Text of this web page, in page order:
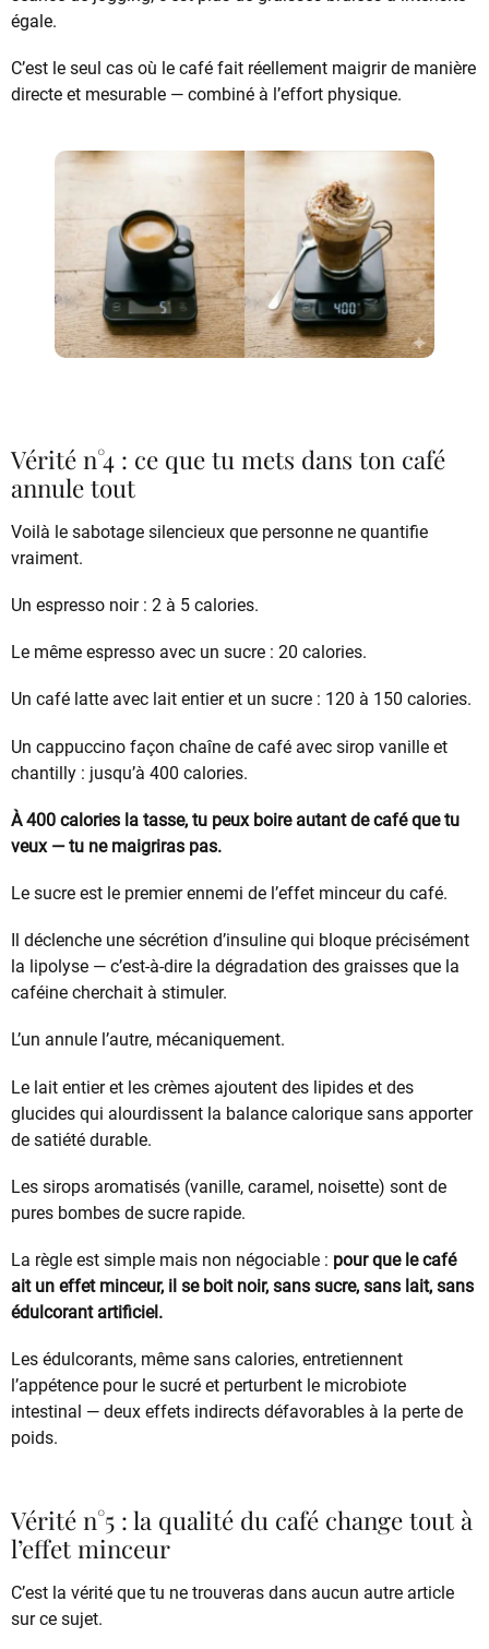
égale.
C’est le seul cas où le café fait réellement maigrir de manière
directe et mesurable — combiné à l’effort physique.
Vérité n°4 : ce que tu mets dans ton café
annule tout
Voilà le sabotage silencieux que personne ne quantifie
vraiment.
Un espresso noir : 2 à 5 calories.
Le même espresso avec un sucre : 20 calories.
Un café latte avec lait entier et un sucre : 120 à 150 calories.
Un cappuccino façon chaîne de café avec sirop vanille et
chantilly : jusqu’à 400 calories.
À 400 calories la tasse, tu peux boire autant de café que tu
veux — tu ne maigriras pas.
Le sucre est le premier ennemi de l’effet minceur du café.
Il déclenche une sécrétion d’insuline qui bloque précisément
la lipolyse — c’est-à-dire la dégradation des graisses que la
caféine cherchait à stimuler.
L’un annule l’autre, mécaniquement.
Le lait entier et les crèmes ajoutent des lipides et des
glucides qui alourdissent la balance calorique sans apporter
de satiété durable.
Les sirops aromatisés (vanille, caramel, noisette) sont de
pures bombes de sucre rapide.
La règle est simple mais non négociable : pour que le café
ait un effet minceur, il se boit noir, sans sucre, sans lait, sans
édulcorant artificiel.
Les édulcorants, même sans calories, entretiennent
l’appétence pour le sucré et perturbent le microbiote
intestinal — deux effets indirects défavorables à la perte de
poids.
Vérité n°5 : la qualité du café change tout à
l’effet minceur
C’est la vérité que tu ne trouveras dans aucun autre article
sur ce sujet.